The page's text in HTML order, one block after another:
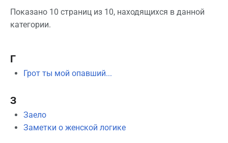
Показано 10 страниц из 10, находящихся в данной
категории.
Г
Грот ты мой опавший...
З
Заело
Заметки о женской логике